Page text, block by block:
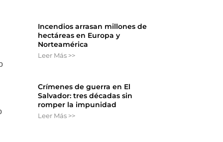
Incendios arrasan millones de
hectáreas en Europa y
Norteamérica
Leer Más >>
Crímenes de guerra en El
Salvador: tres décadas sin
romper la impunidad
Leer Más >>